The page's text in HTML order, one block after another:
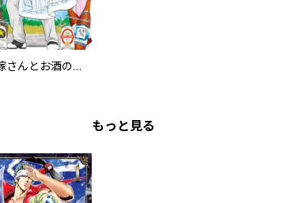
僕と嫁さんとお酒の関係
もっと見る